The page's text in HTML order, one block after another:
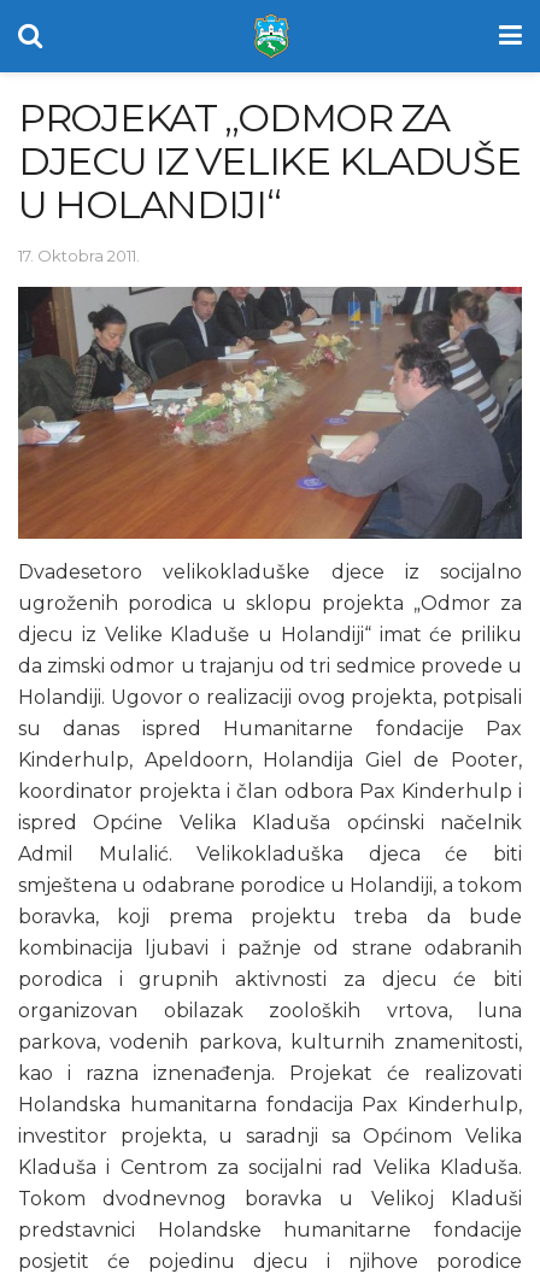
PROJEKAT „ODMOR ZA
DJECU IZ VELIKE KLADUŠE
U HOLANDIJI“
17. Oktobra 2011.
Dvadesetoro velikokladuške djece iz socijalno
ugroženih porodica u sklopu projekta „Odmor za
djecu iz Velike Kladuše u Holandiji“ imat će priliku
da zimski odmor u trajanju od tri sedmice provede u
Holandiji. Ugovor o realizaciji ovog projekta, potpisali
su danas ispred Humanitarne fondacije Pax
Kinderhulp, Apeldoorn, Holandija Giel de Pooter,
koordinator projekta i član odbora Pax Kinderhulp i
ispred Općine Velika Kladuša općinski načelnik
Admil Mulalić. Velikokladuška djeca će biti
smještena u odabrane porodice u Holandiji, a tokom
boravka, koji prema projektu treba da bude
kombinacija ljubavi i pažnje od strane odabranih
porodica i grupnih aktivnosti za djecu će biti
organizovan obilazak zooloških vrtova, luna
parkova, vodenih parkova, kulturnih znamenitosti,
kao i razna iznenađenja. Projekat će realizovati
Holandska humanitarna fondacija Pax Kinderhulp,
investitor projekta, u saradnji sa Općinom Velika
Kladuša i Centrom za socijalni rad Velika Kladuša.
Tokom dvodnevnog boravka u Velikoj Kladuši
predstavnici Holandske humanitarne fondacije
posjetit će pojedinu djecu i njihove porodice